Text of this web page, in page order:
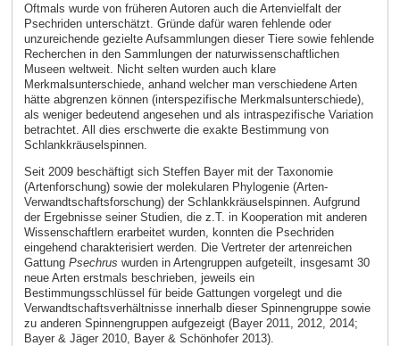
Oftmals wurde von früheren Autoren auch die Artenvielfalt der
Psechriden unterschätzt. Gründe dafür waren fehlende oder
unzureichende gezielte Aufsammlungen dieser Tiere sowie fehlende
Recherchen in den Sammlungen der naturwissenschaftlichen
Museen weltweit. Nicht selten wurden auch klare
Merkmalsunterschiede, anhand welcher man verschiedene Arten
hätte abgrenzen können (interspezifische Merkmalsunterschiede),
als weniger bedeutend angesehen und als intraspezifische Variation
betrachtet. All dies erschwerte die exakte Bestimmung von
Schlankkräuselspinnen.
Seit 2009 beschäftigt sich Steffen Bayer mit der Taxonomie
(Artenforschung) sowie der molekularen Phylogenie (Arten-
Verwandtschaftsforschung) der Schlankkräuselspinnen. Aufgrund
der Ergebnisse seiner Studien, die z.T. in Kooperation mit anderen
Wissenschaftlern erarbeitet wurden, konnten die Psechriden
eingehend charakterisiert werden. Die Vertreter der artenreichen
Gattung Psechrus wurden in Artengruppen aufgeteilt, insgesamt 30
neue Arten erstmals beschrieben, jeweils ein
Bestimmungsschlüssel für beide Gattungen vorgelegt und die
Verwandtschaftsverhältnisse innerhalb dieser Spinnengruppe sowie
zu anderen Spinnengruppen aufgezeigt (Bayer 2011, 2012, 2014;
Bayer & Jäger 2010, Bayer & Schönhofer 2013).